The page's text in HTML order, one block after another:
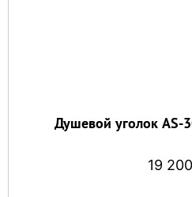
Душевой уголок AS-
19 200